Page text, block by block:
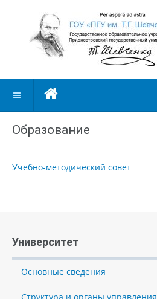
Образование
Учебно-методический совет
Университет
Основные сведения